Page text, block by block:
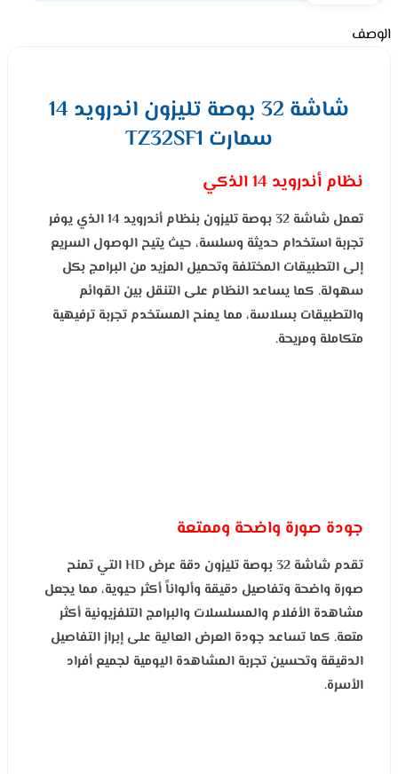
الوصف
شاشة 32 بوصة تليزون اندرويد 14
سمارت TZ32SF1
نظام أندرويد 14 الذكي
تعمل شاشة 32 بوصة تليزون بنظام أندرويد 14 الذي يوفر
تجربة استخدام حديثة وسلسة، حيث يتيح الوصول السريع
إلى التطبيقات المختلفة وتحميل المزيد من البرامج بكل
سهولة. كما يساعد النظام على التنقل بين القوائم
والتطبيقات بسلاسة، مما يمنح المستخدم تجربة ترفيهية
متكاملة ومريحة.
جودة صورة واضحة وممتعة
تقدم شاشة 32 بوصة تليزون دقة عرض HD التي تمنح
صورة واضحة وتفاصيل دقيقة وألواناً أكثر حيوية، مما يجعل
مشاهدة الأفلام والمسلسلات والبرامج التلفزيونية أكثر
متعة. كما تساعد جودة العرض العالية على إبراز التفاصيل
الدقيقة وتحسين تجربة المشاهدة اليومية لجميع أفراد
الأسرة.